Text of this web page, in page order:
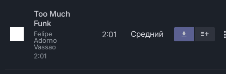
Too Much
Funk
Felipe
Adorno
Vassao
2:01
2:01 Средний